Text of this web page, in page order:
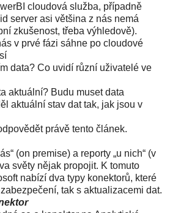
cloudová služba, případně
server asi většina z nás nemá
zkušenost, třeba výhledově).
v prvé fázi sáhne po cloudové
data? Co uvidí různí uživatelé ve
aktuální? Budu muset data
aktuální stav dat tak, jak jsou v
právě tento článek.
(on premise) a reporty „u nich“ (v
světy nějak propojit. K tomuto
nabízí dva typy konektorů, které
tak s aktualizacemi dat.